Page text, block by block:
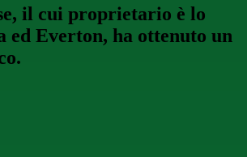
il cui proprietario è lo
ed Everton, ha ottenuto un